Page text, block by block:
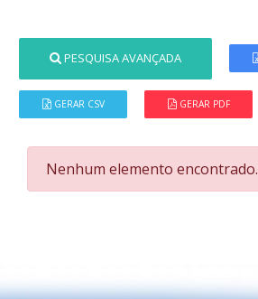
PESQUISA AVANÇADA
GERAR CSV GERAR PDF
Nenhum elemento encontrado.